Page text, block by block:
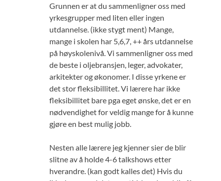
Grunnen er at du sammenligner oss med
yrkesgrupper med liten eller ingen
utdannelse. (ikke stygt ment) Mange,
mange i skolen har 5,6,7, ++ års utdannelse
på høyskolenivå. Vi sammenligner oss med
de beste i oljebransjen, leger, advokater,
arkitekter og økonomer. I disse yrkene er
det stor fleksibillitet. Vi lærere har ikke
fleksibillitet bare pga eget ønske, det er en
nødvendighet for veldig mange for å kunne
gjøre en best mulig jobb.
Nesten alle lærere jeg kjenner sier de blir
slitne av å holde 4-6 talkshows etter
hverandre. (kan godt kalles det) Hvis du